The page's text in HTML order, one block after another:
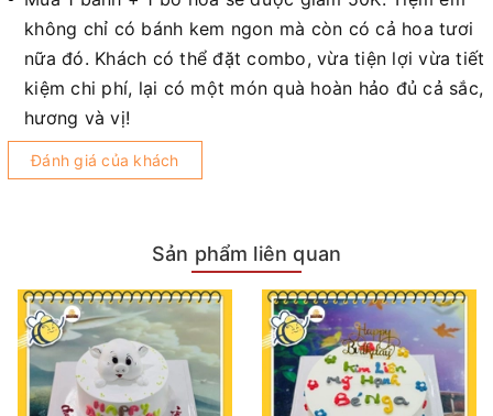
không chỉ có bánh kem ngon mà còn có cả hoa tươi
nữa đó. Khách có thể đặt combo, vừa tiện lợi vừa tiết
kiệm chi phí, lại có một món quà hoàn hảo đủ cả sắc,
hương và vị!
Đánh giá của khách
Sản phẩm liên quan